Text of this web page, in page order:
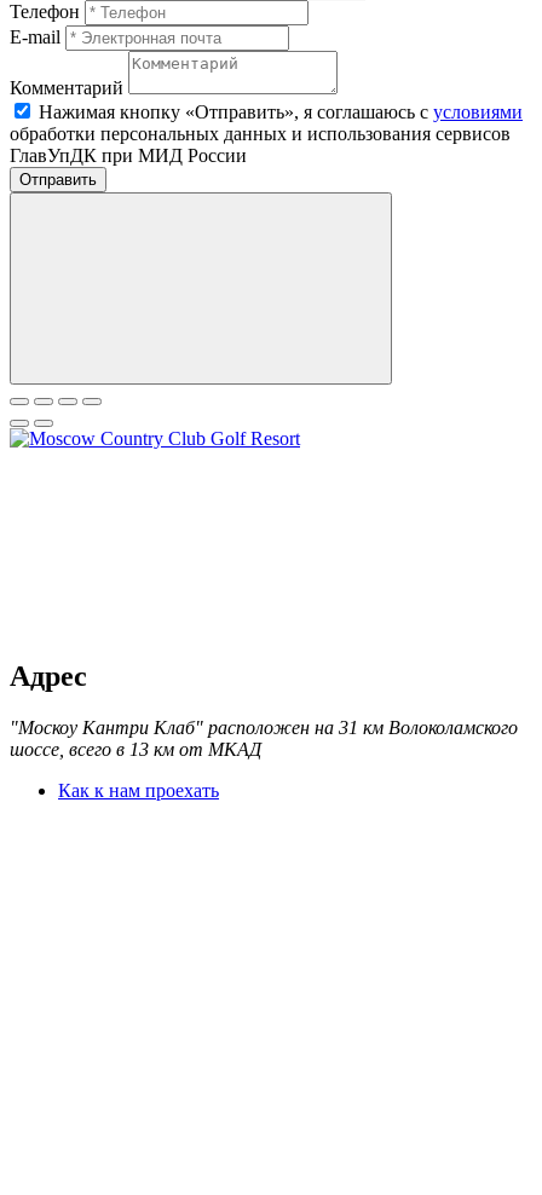
Телефон
E-mail
Комментарий
Нажимая кнопку «Отправить», я соглашаюсь с условиями
обработки персональных данных и использования сервисов
ГлавУпДК при МИД России
Отправить
Адрес
"Москоу Кантри Клаб" расположен на 31 км Волоколамского
шоссе, всего в 13 км от МКАД
Как к нам проехать